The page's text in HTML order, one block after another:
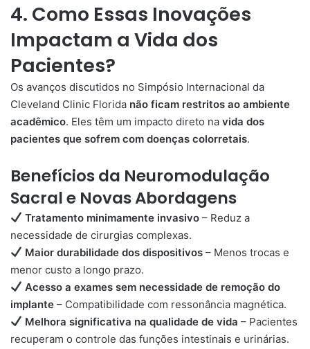
4. Como Essas Inovações
Impactam a Vida dos
Pacientes?
Os avanços discutidos no Simpósio Internacional da
Cleveland Clinic Florida não ficam restritos ao ambiente
acadêmico. Eles têm um impacto direto na vida dos
pacientes que sofrem com doenças colorretais.
Benefícios da Neuromodulação
Sacral e Novas Abordagens
Tratamento minimamente invasivo – Reduz a
necessidade de cirurgias complexas.
Maior durabilidade dos dispositivos – Menos trocas e
menor custo a longo prazo.
Acesso a exames sem necessidade de remoção do
implante – Compatibilidade com ressonância magnética.
Melhora significativa na qualidade de vida – Pacientes
recuperam o controle das funções intestinais e urinárias.